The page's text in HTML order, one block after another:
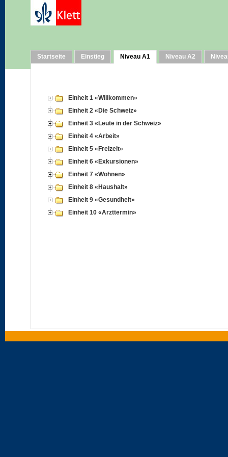
Startseite Einstieg Niveau A1 Niveau A2
Einheit 1 «Willkommen»
Einheit 2 «Die Schweiz»
Einheit 3 «Leute in der Schweiz»
Einheit 4 «Arbeit»
Einheit 5 «Freizeit»
Einheit 6 «Exkursionen»
Einheit 7 «Wohnen»
Einheit 8 «Haushalt»
Einheit 9 «Gesundheit»
Einheit 10 «Arzttermin»